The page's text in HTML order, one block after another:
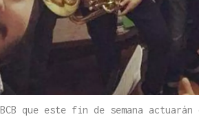
que este fin de semana